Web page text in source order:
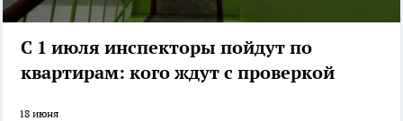
С 1 июля инспекторы пойдут по
квартирам: кого ждут с проверкой
18 июня